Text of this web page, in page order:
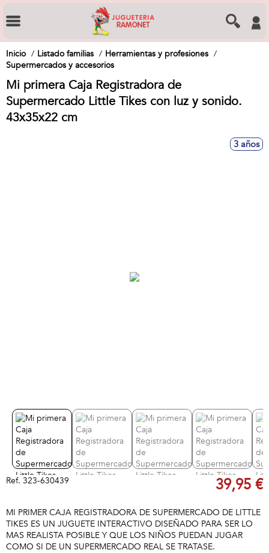
Inicio Listado familias
Herramientas y profesiones
Supermercados y accesorios
Mi primera Caja Registradora de
Supermercado Little Tikes con luz y sonido.
43x35x22 cm
3 años
Ref. 323-630439 39,95 €
MI PRIMER CAJA REGISTRADORA DE SUPERMERCADO DE LITTLE
TIKES ES UN JUGUETE INTERACTIVO DISEÑADO PARA SER LO
MAS REALISTA POSIBLE Y QUE LOS NIÑOS PUEDAN JUGAR
COMO SI DE UN SUPERMERCADO REAL SE TRATASE.